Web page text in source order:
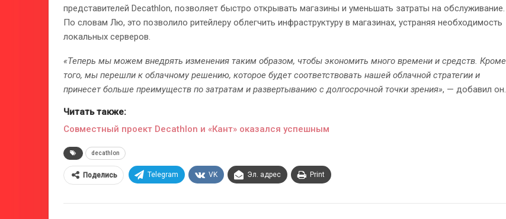
представителей Decathlon, позволяет быстро открывать магазины и уменьшать затраты на обслуживание.
По словам Лю, это позволило ритейлеру облегчить инфраструктуру в магазинах, устраняя необходимость
локальных серверов.
«Теперь мы можем внедрять изменения таким образом, чтобы экономить много времени и средств. Кроме
того, мы перешли к облачному решению, которое будет соответствовать нашей облачной стратегии и
принесет больше преимуществ по затратам и развертыванию с долгосрочной точки зрения», — добавил он.
Читать также:
Совместный проект Decathlon и «Кант» оказался успешным
decathlon
Поделись Telegram VK Эл. адрес Print